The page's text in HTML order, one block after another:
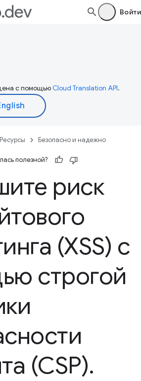
Войти
с помощьюCloud Translation API.
Ресурсы Безопасно и надежно
полезной?
риск
(XSS) с
строгой
(CSP).